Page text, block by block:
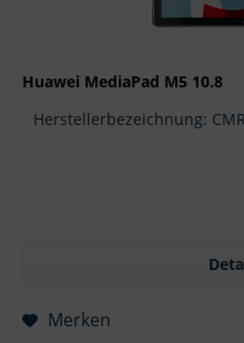
Huawei MediaPad M5 10.8
Herstellerbezeichnung:
Merken